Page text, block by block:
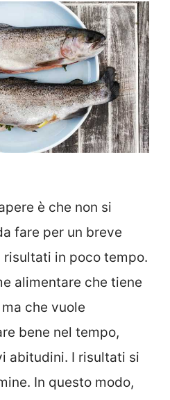
è che non si
fare per un breve
in poco tempo.
alimentare che tiene
che vuole
bene nel tempo,
abitudini. I risultati si
In questo modo,